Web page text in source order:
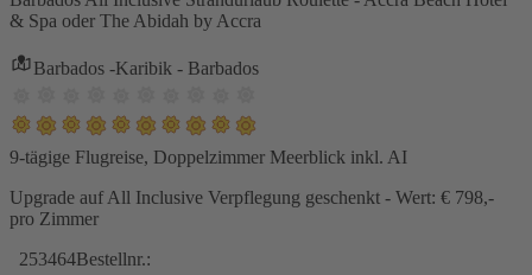
& Spa oder The Abidah by Accra
Barbados -Karibik - Barbados
9-tägige Flugreise, Doppelzimmer Meerblick inkl. AI
Upgrade auf All Inclusive Verpflegung geschenkt - Wert: € 798,-
pro Zimmer
253464Bestellnr.: